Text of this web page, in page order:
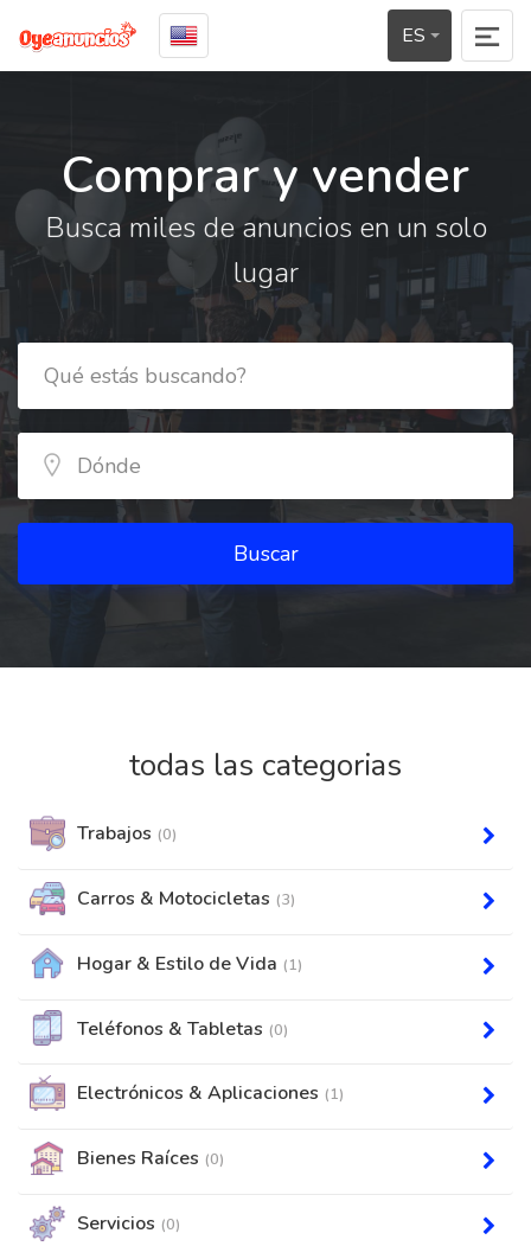
ES
Comprar y vender
Busca miles de anuncios en un solo
lugar
Buscar
todas las categorias
Trabajos (0)
Carros & Motocicletas (3)
Hogar & Estilo de Vida (1)
Teléfonos & Tabletas (0)
Electrónicos & Aplicaciones (1)
Bienes Raíces (0)
Servicios (0)